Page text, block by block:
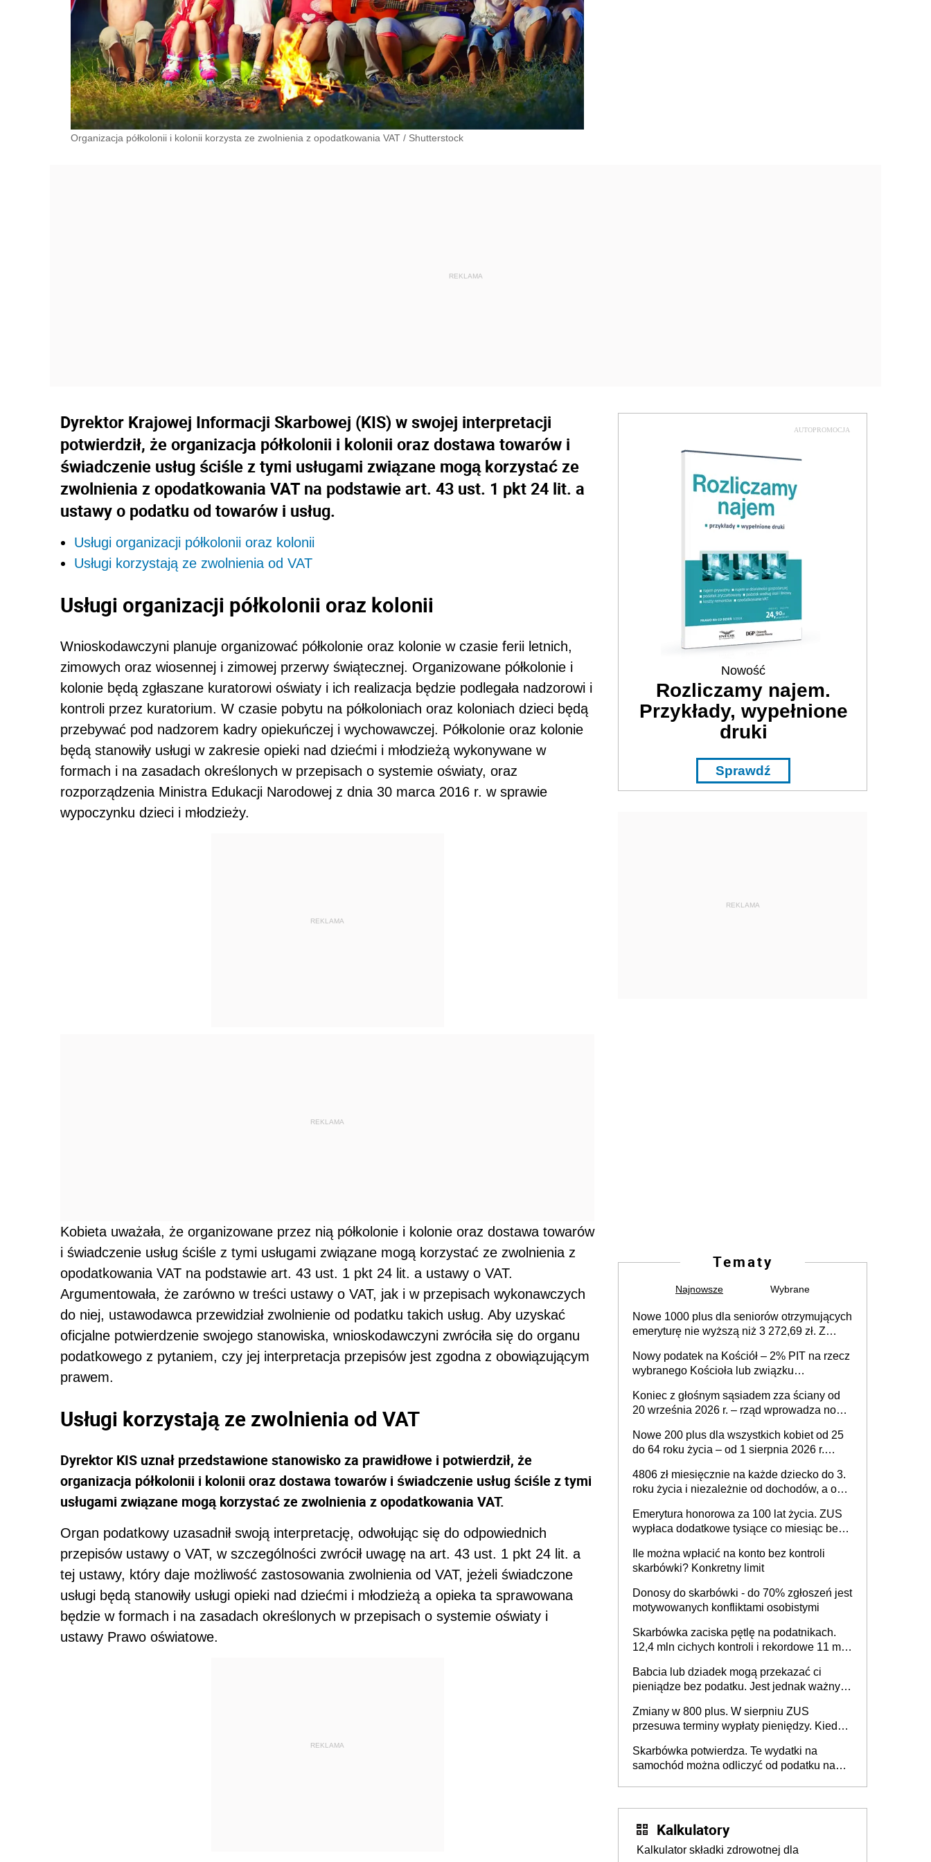
Organizacja półkolonii i kolonii korzysta ze zwolnienia z opodatkowania VAT / Shutterstock
Dyrektor Krajowej Informacji Skarbowej (KIS) w swojej interpretacji
potwierdził, że organizacja półkolonii i kolonii oraz dostawa towarów i
świadczenie usług ściśle z tymi usługami związane mogą korzystać ze
zwolnienia z opodatkowania VAT na podstawie art. 43 ust. 1 pkt 24 lit. a
ustawy o podatku od towarów i usług.
Usługi organizacji półkolonii oraz kolonii
Usługi korzystają ze zwolnienia od VAT
Usługi organizacji półkolonii oraz kolonii
Wnioskodawczyni planuje organizować półkolonie oraz kolonie w czasie ferii letnich,
zimowych oraz wiosennej i zimowej przerwy świątecznej. Organizowane półkolonie i
kolonie będą zgłaszane kuratorowi oświaty i ich realizacja będzie podlegała nadzorowi i
kontroli przez kuratorium. W czasie pobytu na półkoloniach oraz koloniach dzieci będą
przebywać pod nadzorem kadry opiekuńczej i wychowawczej. Półkolonie oraz kolonie
będą stanowiły usługi w zakresie opieki nad dziećmi i młodzieżą wykonywane w
formach i na zasadach określonych w przepisach o systemie oświaty, oraz
rozporządzenia Ministra Edukacji Narodowej z dnia 30 marca 2016 r. w sprawie
wypoczynku dzieci i młodzieży.
REKLAMA
REKLAMA
Kobieta uważała, że organizowane przez nią półkolonie i kolonie oraz dostawa towarów
i świadczenie usług ściśle z tymi usługami związane mogą korzystać ze zwolnienia z
opodatkowania VAT na podstawie art. 43 ust. 1 pkt 24 lit. a ustawy o VAT.
Argumentowała, że zarówno w treści ustawy o VAT, jak i w przepisach wykonawczych
do niej, ustawodawca przewidział zwolnienie od podatku takich usług. Aby uzyskać
oficjalne potwierdzenie swojego stanowiska, wnioskodawczyni zwróciła się do organu
podatkowego z pytaniem, czy jej interpretacja przepisów jest zgodna z obowiązującym
prawem.
Usługi korzystają ze zwolnienia od VAT
Dyrektor KIS uznał przedstawione stanowisko za prawidłowe i potwierdził, że
organizacja półkolonii i kolonii oraz dostawa towarów i świadczenie usług ściśle z tymi
usługami związane mogą korzystać ze zwolnienia z opodatkowania VAT.
Organ podatkowy uzasadnił swoją interpretację, odwołując się do odpowiednich
przepisów ustawy o VAT, w szczególności zwrócił uwagę na art. 43 ust. 1 pkt 24 lit. a
tej ustawy, który daje możliwość zastosowania zwolnienia od VAT, jeżeli świadczone
usługi będą stanowiły usługi opieki nad dziećmi i młodzieżą a opieka ta sprawowana
będzie w formach i na zasadach określonych w przepisach o systemie oświaty i
ustawy Prawo oświatowe.
REKLAMA
AUTOPROMOCJA
Nowość
Rozliczamy najem.
Przykłady, wypełnione
druki
Sprawdź
REKLAMA
Tematy
Najnowsze Wybrane
Nowe 1000 plus dla seniorów otrzymujących
emeryturę nie wyższą niż 3 272,69 zł. Z
spóźnialscy świadczenia nie otrzymają
Nowy podatek na Kościół – 2% PIT na rzecz
wybranego Kościoła lub związku
nad zmianami w systemie finansowania
Koniec z głośnym sąsiadem zza ściany od
20 września 2026 r. – rząd wprowadza nowe
mieszkańców
Nowe 200 plus dla wszystkich kobiet od 25
do 64 roku życia – od 1 sierpnia 2026 r.
programu rządowego
4806 zł miesięcznie na każde dziecko do 3.
roku życia i niezależnie od dochodów, a od
ma odwrócić trend spadku liczby urodzeń w
Polsce
Emerytura honorowa za 100 lat życia. ZUS
wypłaca dodatkowe tysiące co miesiąc bez
Ile można wpłacić na konto bez kontroli
skarbówki? Konkretny limit
Donosy do skarbówki - do 70% zgłoszeń jest
motywowanych konfliktami osobistymi
Skarbówka zaciska pętlę na podatnikach.
12,4 mln cichych kontroli i rekordowe 11 mld
Babcia lub dziadek mogą przekazać ci
pieniądze bez podatku. Jest jednak ważny
Zmiany w 800 plus. W sierpniu ZUS
przesuwa terminy wypłaty pieniędzy. Kiedy
Skarbówka potwierdza. Te wydatki na
samochód można odliczyć od podatku nawet
Kalkulatory
Kalkulator składki zdrowotnej dla